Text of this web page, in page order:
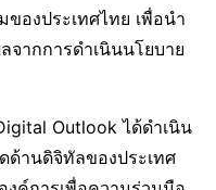
องประเทศไทย เพื่อนำ
จากการดำเนินนโยบาย
Outlook ได้ดำเนิน
ด้านดิจิทัลของประเทศ